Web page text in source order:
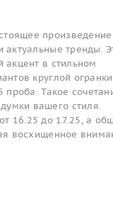
произведение
актуальные тренды.
акцент в стильном
круглой огранки
Такое
вашего стиля.
16.25 до 17.25, а
восхищенное